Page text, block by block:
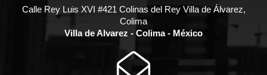
Calle Rey Luis XVI #421 Colinas del Rey Villa de Álvarez,
Colima
Villa de Alvarez - Colima - México